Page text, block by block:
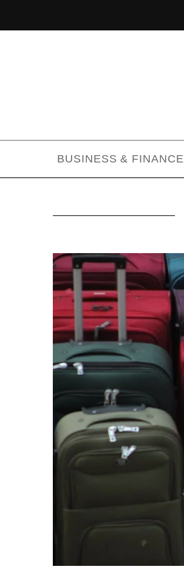
BUSINESS & FINANCE